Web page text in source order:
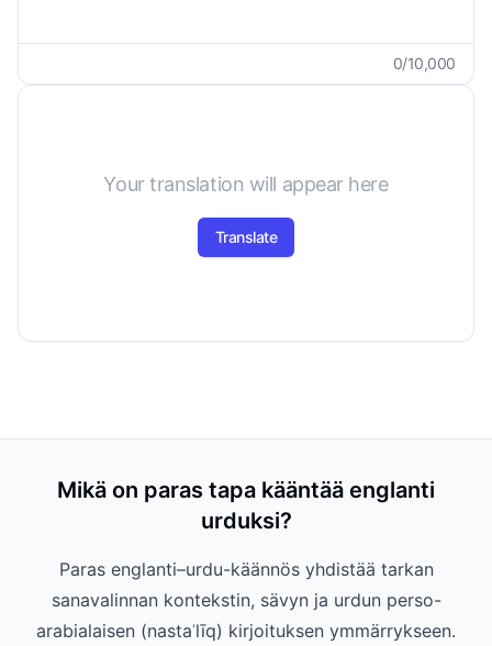
0/10,000
Your translation will appear here
Translate
Mikä on paras tapa kääntää englanti
urduksi?
Paras englanti–urdu-käännös yhdistää tarkan
sanavalinnan kontekstin, sävyn ja urdun perso-
arabialaisen (nastaʿlīq) kirjoituksen ymmärrykseen.